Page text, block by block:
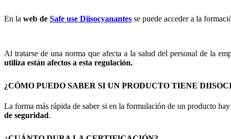
En la web de Safe use Diisocyanantes se puede acceder a la
Al tratarse de una norma que afecta a la salud del personal de la
utiliza están afectos a esta regulación.
¿CÓMO PUEDO SABER SI UN PRODUCTO TIENE
La forma más rápida de saber si en la formulación de un producto
de seguridad.